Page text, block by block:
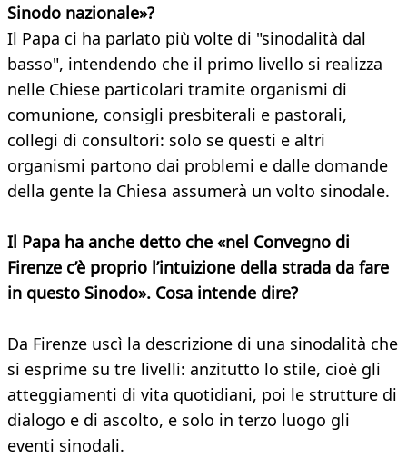
Sinodo nazionale»?
Il Papa ci ha parlato più volte di "sinodalità dal
basso", intendendo che il primo livello si realizza
nelle Chiese particolari tramite organismi di
comunione, consigli presbiterali e pastorali,
collegi di consultori: solo se questi e altri
organismi partono dai problemi e dalle domande
della gente la Chiesa assumerà un volto sinodale.
Il Papa ha anche detto che «nel Convegno di
Firenze c’è proprio l’intuizione della strada da fare
in questo Sinodo». Cosa intende dire?
Da Firenze uscì la descrizione di una sinodalità che
si esprime su tre livelli: anzitutto lo stile, cioè gli
atteggiamenti di vita quotidiani, poi le strutture di
dialogo e di ascolto, e solo in terzo luogo gli
eventi sinodali.